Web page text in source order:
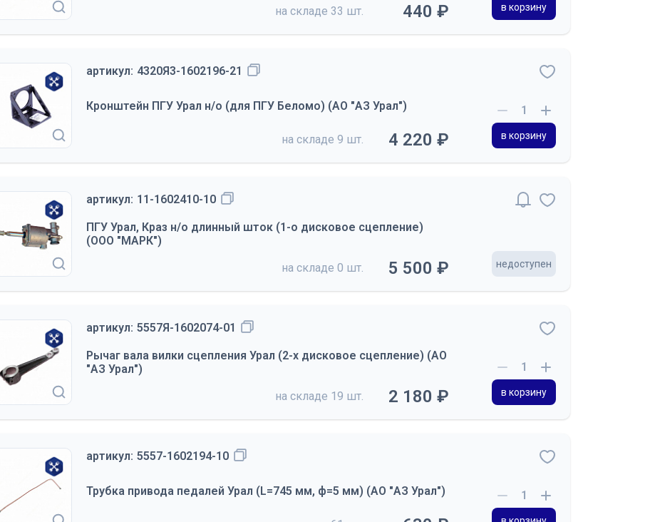
на складе 33 шт. 440 ₽ в корзину
артикул: 4320Я3-1602196-21
Кронштейн ПГУ Урал н/о (для ПГУ Беломо) (АО "АЗ Урал")
на складе 9 шт. 4 220 ₽ в корзину
артикул: 11-1602410-10
ПГУ Урал, Краз н/о длинный шток (1-о дисковое сцепление)
(ООО "МАРК")
на складе 0 шт. 5 500 ₽ недоступен
артикул: 5557Я-1602074-01
Рычаг вала вилки сцепления Урал (2-х дисковое сцепление) (АО
"АЗ Урал")
на складе 19 шт. 2 180 ₽ в корзину
артикул: 5557-1602194-10
Трубка привода педалей Урал (L=745 мм, ф=5 мм) (АО "АЗ Урал")